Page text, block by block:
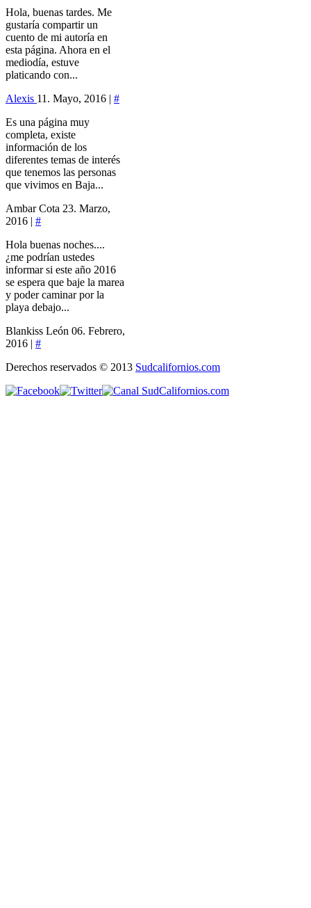
Hola, buenas tardes. Me
gustaría compartir un
cuento de mi autoría en
esta página. Ahora en el
mediodía, estuve
platicando con...
Alexis 11. Mayo, 2016 | #
Es una página muy
completa, existe
información de los
diferentes temas de interés
que tenemos las personas
que vivimos en Baja...
Ambar Cota 23. Marzo,
2016 | #
Hola buenas noches....
¿me podrían ustedes
informar si este año 2016
se espera que baje la marea
y poder caminar por la
playa debajo...
Blankiss León 06. Febrero,
2016 | #
Derechos reservados © 2013 Sudcalifornios.com